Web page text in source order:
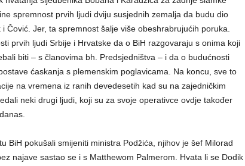
spremnost prvih ljudi dviju susjednih zemalja da budu dio
Čović. Jer, ta spremnost šalje više obeshrabrujućih poruka.
prvih ljudi Srbije i Hrvatske da o BiH razgovaraju s onima koji
biti – s članovima bh. Predsjedništva – i da o budućnosti
ćaskanja s plemenskim poglavicama. Na koncu, sve to
na vremena iz ranih devedesetih kad su na zajedničkim
neki drugi ljudi, koji su za svoje operativce ovdje također
BiH pokušali smijeniti ministra Podžića, njihov je šef Milorad
najave sastao se i s Matthewom Palmerom. Hvata li se Dodik